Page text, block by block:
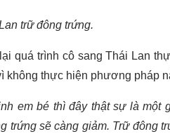
trữ đông trứng.
quá trình cô sang Thái Lan
không thực hiện phương pháp
em bé thì đây thật sự là một
trứng sẽ càng giảm. Trữ đông